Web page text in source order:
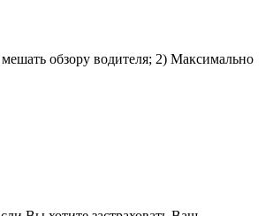
обзору водителя; 2) Максимально